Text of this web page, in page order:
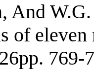
And
of
26pp. 769-